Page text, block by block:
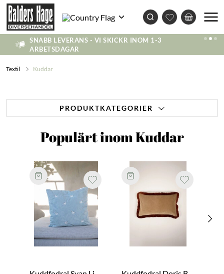
SNABB LEVERANS - VI SKICKR INOM 1-3
ARBETSDAGAR
Textil Kuddar
PRODUKTKATEGORIER
Populärt inom Kuddar